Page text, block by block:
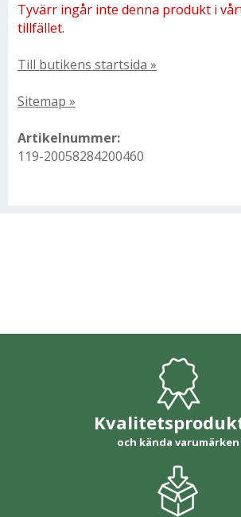
Tyvärr ingår inte denna produkt i
tillfället.
Till butikens startsida »
Sitemap »
Artikelnummer:
119-20058284200460
och kända varumärken